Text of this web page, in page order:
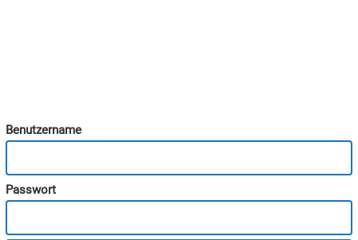
Benutzername
Passwort